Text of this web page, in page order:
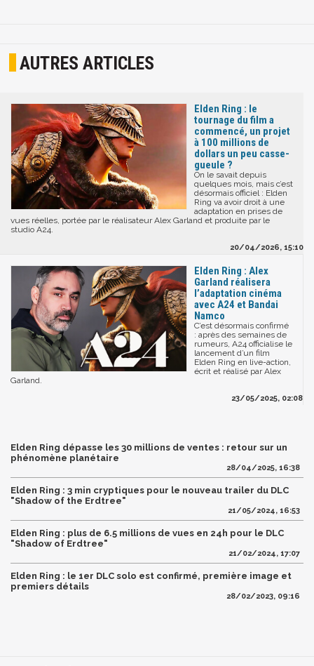
AUTRES ARTICLES
Elden Ring : le
tournage du film a
commencé, un projet
à 100 millions de
dollars un peu casse-
gueule ?
On le savait depuis
quelques mois, mais c’est
désormais officiel : Elden
Ring va avoir droit à une
adaptation en prises de
vues réelles, portée par le réalisateur Alex Garland et produite par le
studio A24.
20/04/2026, 15:10
Elden Ring : Alex
Garland réalisera
l’adaptation cinéma
avec A24 et Bandai
Namco
C’est désormais confirmé
: après des semaines de
rumeurs, A24 officialise le
lancement d’un film
Elden Ring en live-action,
écrit et réalisé par Alex
Garland.
23/05/2025, 02:08
Elden Ring dépasse les 30 millions de ventes : retour sur un
phénomène planétaire
28/04/2025, 16:38
Elden Ring : 3 min cryptiques pour le nouveau trailer du DLC
"Shadow of the Erdtree"
21/05/2024, 16:53
Elden Ring : plus de 6.5 millions de vues en 24h pour le DLC
"Shadow of Erdtree"
21/02/2024, 17:07
Elden Ring : le 1er DLC solo est confirmé, première image et
premiers détails
28/02/2023, 09:16